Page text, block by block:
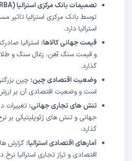
تصمیمات بانک مرکزی استرالیا (RBA):
توسط بانک مرکزی استرالیا تاثیر
استرالیا دارد.
قیمت جهانی کالاها: استرالیا
و قیمت سنگ آهن، زغال سنگ و طلا بر
گذارد.
وضعیت اقتصادی چین: چین
است و وضعیت اقتصادی آن بر ارزش
تنش های تجاری جهانی: تغییرات
جهانی و تنش های ژئوپلیتیکی بر نرخ
گذارد.
آمارهای اقتصادی استرالیا: گزارش
اقتصادی و تراز تجاری استرالیا